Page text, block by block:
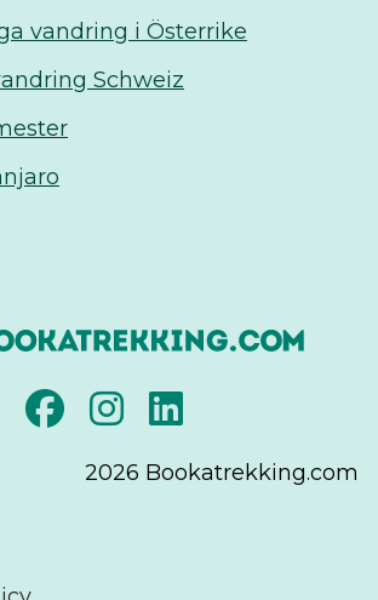
vandring i Österrike
Schweiz
2026 Bookatrekking.com